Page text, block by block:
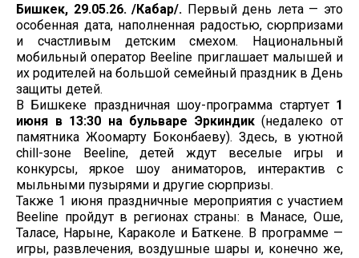
Бишкек, 29.05.26. /Кабар/. Первый день лета — это
особенная дата, наполненная радостью, сюрпризами
и счастливым детским смехом. Национальный
мобильный оператор Beeline приглашает малышей и
их родителей на большой семейный праздник в День
защиты детей.
В Бишкеке праздничная шоу-программа стартует 1
июня в 13:30 на бульваре Эркиндик(недалеко от
памятника Жоомарту Боконбаеву). Здесь, в уютной
chill-зоне Beeline, детей ждут веселые игры и
конкурсы, яркое шоу аниматоров, интерактив с
мыльными пузырями и другие сюрпризы.
Также 1 июня праздничные мероприятия с участием
Beeline пройдут в регионах страны: в Манасе, Оше,
Таласе, Нарыне, Караколе и Баткене. В программе —
игры, развлечения, воздушные шары и, конечно же,